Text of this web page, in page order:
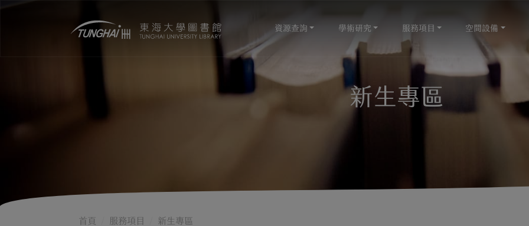
資源查詢 學術研究 服務項目 空間設備
新生專區
首頁 服務項目 新生專區